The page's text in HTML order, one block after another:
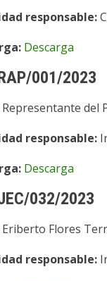
responsable:
Descarga
001/2023
Representante del
responsable:
Descarga
032/2023
Eriberto Flores
responsable: